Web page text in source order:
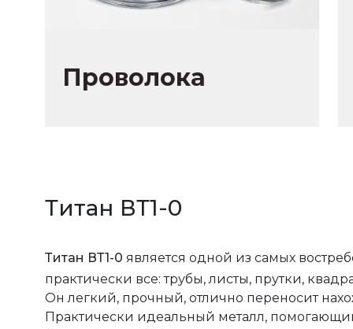
Проволока
Титан ВТ1-0
Титан ВТ1-0 является одной из самых
практически все: трубы, листы, прутки,
Он легкий, прочный, отлично переносит
Практически идеальный металл,